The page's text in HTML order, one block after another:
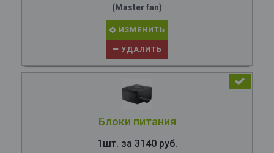
(Master fan)
ИЗМЕНИТЬ
УДАЛИТЬ
Блоки питания
1шт. за 3140 руб.